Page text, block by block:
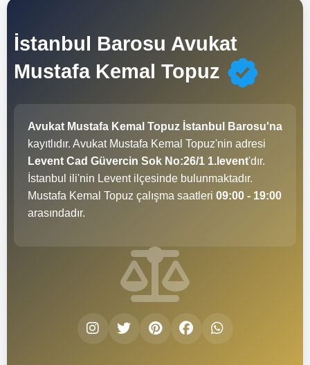
İstanbul Barosu Avukat
Mustafa Kemal Topuz
Avukat Mustafa Kemal Topuz İstanbul Barosu'na
kayıtlıdır. Avukat Mustafa Kemal Topuz'nin adresi
Levent Cad Güvercin Sok No:26/1 1.levent'dır.
İstanbul ili'nin Levent ilçesinde bulunmaktadır.
Mustafa Kemal Topuz çalışma saatleri 09:00 - 19:00
arasındadır.